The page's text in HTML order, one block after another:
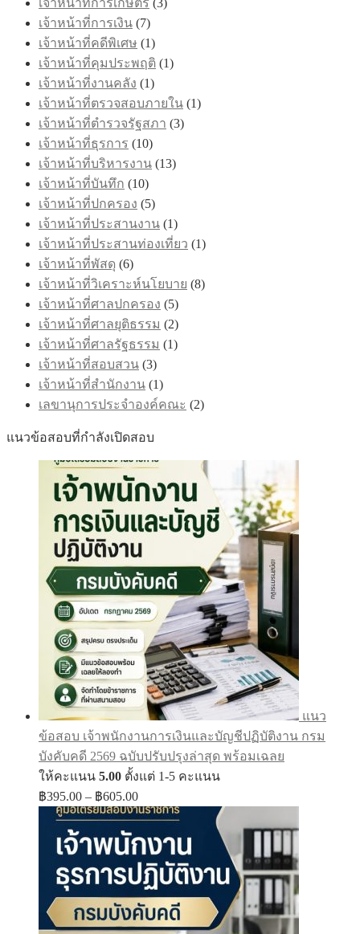
เจ้าหน้าที่การเงิน (7)
เจ้าหน้าที่คดีพิเศษ (1)
เจ้าหน้าที่คุมประพฤติ (1)
เจ้าหน้าที่งานคลัง (1)
เจ้าหน้าที่ตรวจสอบภายใน (1)
เจ้าหน้าที่ตำรวจรัฐสภา (3)
เจ้าหน้าที่ธุรการ (10)
เจ้าหน้าที่บริหารงาน (13)
เจ้าหน้าที่บันทึก (10)
เจ้าหน้าที่ปกครอง (5)
เจ้าหน้าที่ประสานงาน (1)
เจ้าหน้าที่ประสานท่องเที่ยว (1)
เจ้าหน้าที่พัสดุ (6)
เจ้าหน้าที่วิเคราะห์นโยบาย (8)
เจ้าหน้าที่ศาลปกครอง (5)
เจ้าหน้าที่ศาลยุติธรรม (2)
เจ้าหน้าที่ศาลรัฐธรรม (1)
เจ้าหน้าที่สอบสวน (3)
เจ้าหน้าที่สำนักงาน (1)
เลขานุการประจำองค์คณะ (2)
แนวข้อสอบที่กำลังเปิดสอบ
แนว
ข้อสอบ เจ้าพนักงานการเงินและบัญชีปฏิบัติงาน กรม
บังคับคดี 2569 ฉบับปรับปรุงล่าสุด พร้อมเฉลย
ให้คะแนน 5.00 ตั้งแต่ 1-5 คะแนน
฿395.00 – ฿605.00Price
range:
฿395.00
through
฿605.00